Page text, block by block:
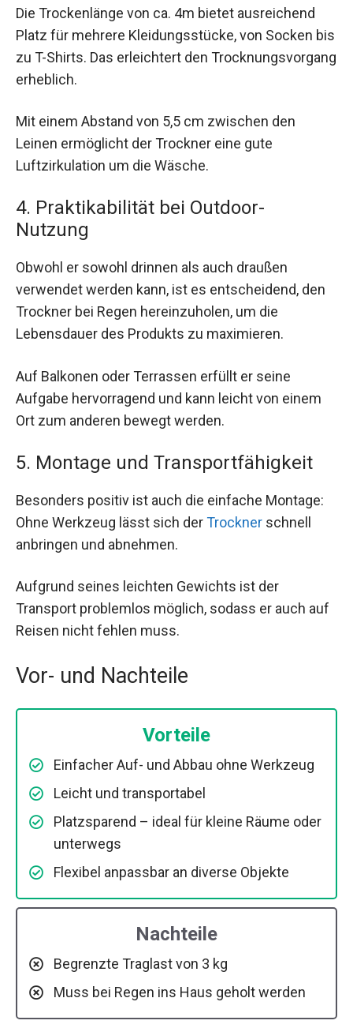
Die Trockenlänge von ca. 4m bietet ausreichend
Platz für mehrere Kleidungsstücke, von Socken bis
zu T-Shirts. Das erleichtert den Trocknungsvorgang
erheblich.
Mit einem Abstand von 5,5 cm zwischen den
Leinen ermöglicht der Trockner eine gute
Luftzirkulation um die Wäsche.
4. Praktikabilität bei Outdoor-
Nutzung
Obwohl er sowohl drinnen als auch draußen
verwendet werden kann, ist es entscheidend, den
Trockner bei Regen hereinzuholen, um die
Lebensdauer des Produkts zu maximieren.
Auf Balkonen oder Terrassen erfüllt er seine
Aufgabe hervorragend und kann leicht von einem
Ort zum anderen bewegt werden.
5. Montage und Transportfähigkeit
Besonders positiv ist auch die einfache Montage:
Ohne Werkzeug lässt sich derTrockner schnell
anbringen und abnehmen.
Aufgrund seines leichten Gewichts ist der
Transport problemlos möglich, sodass er auch auf
Reisen nicht fehlen muss.
Vor- und Nachteile
Vorteile
Einfacher Auf- und Abbau ohne Werkzeug
Leicht und transportabel
Platzsparend – ideal für kleine Räume oder
unterwegs
Flexibel anpassbar an diverse Objekte
Nachteile
Begrenzte Traglast von 3 kg
Muss bei Regen ins Haus geholt werden